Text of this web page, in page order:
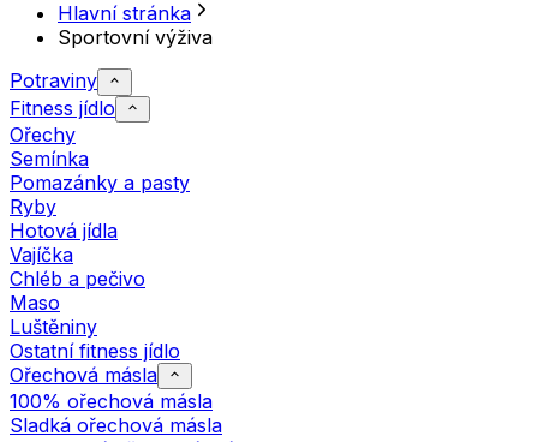
Hlavní stránka
Sportovní výživa
Potraviny
Fitness jídlo
Ořechy
Semínka
Pomazánky a pasty
Ryby
Hotová jídla
Vajíčka
Chléb a pečivo
Maso
Luštěniny
Ostatní fitness jídlo
Ořechová másla
100% ořechová másla
Sladká ořechová másla